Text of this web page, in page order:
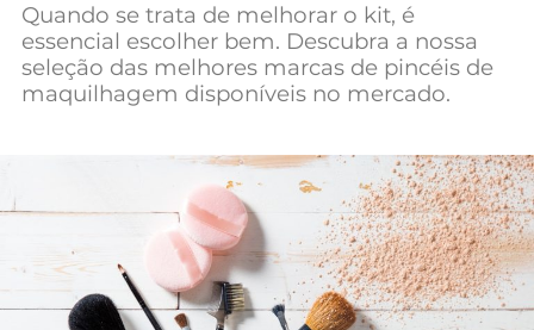
Negócios
Mundial 2026
Quando se trata de melhorar o kit, é
essencial escolher bem. Descubra a nossa
seleção das melhores marcas de pincéis de
maquilhagem disponíveis no mercado.